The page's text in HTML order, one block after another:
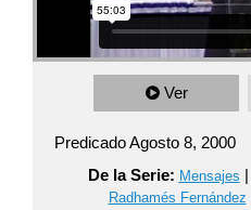
Ver
Predicado Agosto 8, 2000
De la Serie: Mensajes |
Radhamés Fernández